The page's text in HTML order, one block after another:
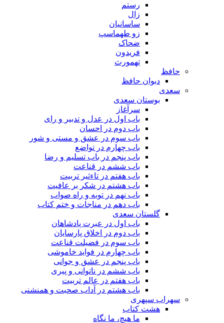
رستم
زال
ساسانیان
زو طهماسپ‏
ضحاک
فریدون
تهمورث
حافظ
دیوان حافظ
سعدی
بوستان سعدی
سرآغاز
باب اول در عدل و تدبیر و رای
باب دوم در احسان
باب سوم در عشق و مستی و شور
باب چهارم در تواضع
باب پنجم در باب تسلیم و رضا
باب ششم در قناعت
باب هفتم در تاءثیر تربیت
باب هشتم در شکر بر عافیت
باب نهم در توبه و راه صواب
باب دهم در مناجات و ختم کتاب
گلستان سعدی
باب اول در عبرت پادشاهان
باب دوم در اخلاق پارسایان
باب سوم در فضیلت قناعت
باب چهارم در فواید خاموشى
باب پنجم در عشق و جوانى
باب ششم در ناتوانى و پیرى
باب هفتم در عالم تربیت
باب هشتم در آداب صحبت و همنشنى
سهراب سپهری
هشت کتاب
ما هیچ، ما نگاه